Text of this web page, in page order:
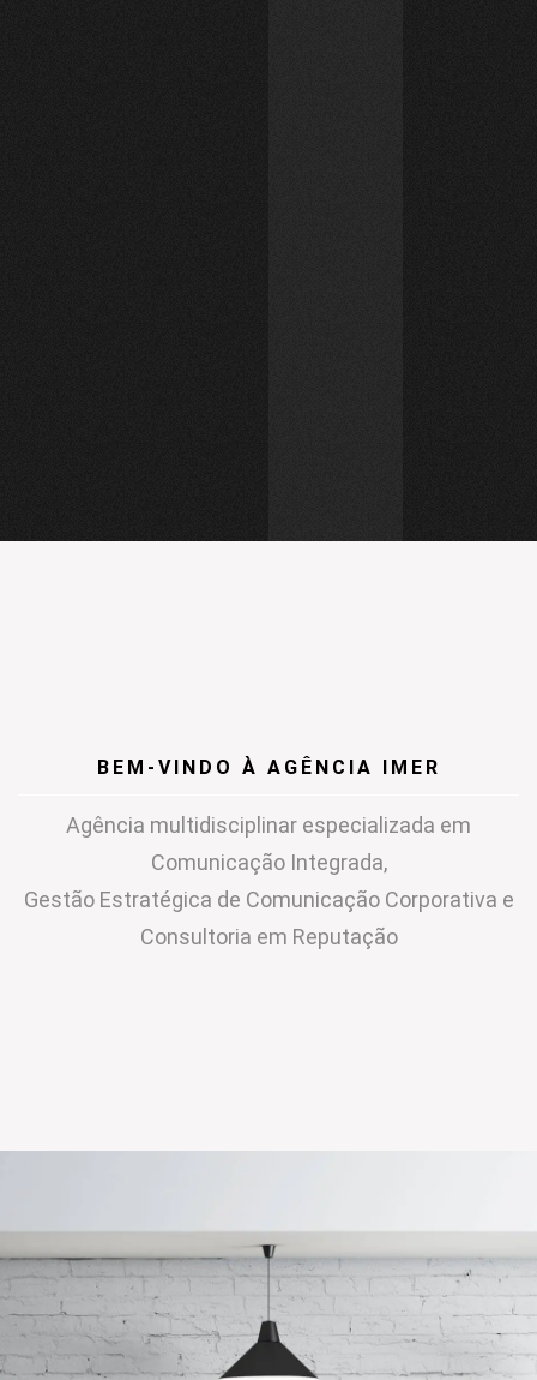
BEM-VINDO À AGÊNCIA IMER
Agência multidisciplinar especializada em
Comunicação Integrada,
Gestão Estratégica de Comunicação Corporativa e
Consultoria em Reputação